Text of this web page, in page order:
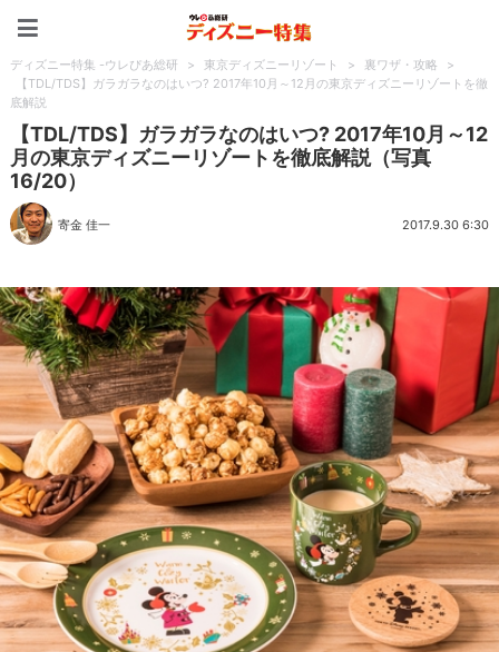
ディズニー特集 -ウレぴあ総研 > 東京ディズニーリゾート > 裏ワザ・攻略
>
【TDL/TDS】ガラガラなのはいつ? 2017年10月～12月の東京ディズニーリゾートを徹
底解説
【TDL/TDS】ガラガラなのはいつ? 2017年10月～12
月の東京ディズニーリゾートを徹底解説（写真
16/20）
寄金 佳一 2017.9.30 6:30